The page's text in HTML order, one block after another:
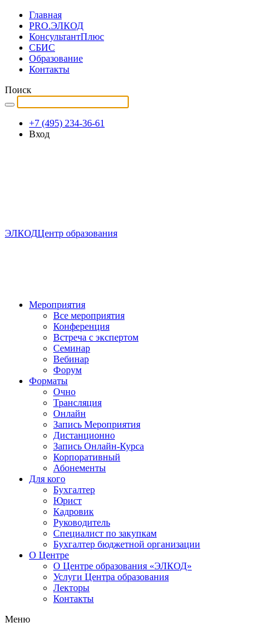
Главная
PRO.ЭЛКОД
КонсультантПлюс
СБИС
Образование
Контакты
Поиск
+7 (495) 234-36-61
Вход
ЭЛКОДЦентр образования
Мероприятия
Все мероприятия
Конференция
Встреча с экспертом
Семинар
Вебинар
Форум
Форматы
Очно
Трансляция
Онлайн
Запись Мероприятия
Дистанционно
Запись Онлайн-Курса
Корпоративный
Абонементы
Для кого
Бухгалтер
Юрист
Кадровик
Руководитель
Специалист по закупкам
Бухгалтер бюджетной организации
О Центре
О Центре образования «ЭЛКОД»
Услуги Центра образования
Лекторы
Контакты
Меню